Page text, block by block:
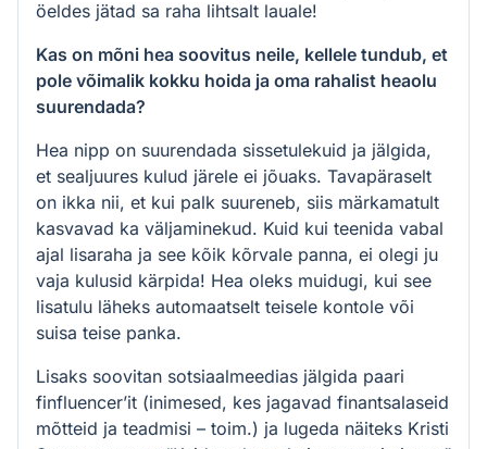
öeldes jätad sa raha lihtsalt lauale!
Kas on mõni hea soovitus neile, kellele tundub, et
pole võimalik kokku hoida ja oma rahalist heaolu
suurendada?
Hea nipp on suurendada sissetulekuid ja jälgida,
et sealjuures kulud järele ei jõuaks. Tavapäraselt
on ikka nii, et kui palk suureneb, siis märkamatult
kasvavad ka väljaminekud. Kuid kui teenida vabal
ajal lisaraha ja see kõik kõrvale panna, ei olegi ju
vaja kulusid kärpida! Hea oleks muidugi, kui see
lisatulu läheks automaatselt teisele kontole või
suisa teise panka.
Lisaks soovitan sotsiaalmeedias jälgida paari
finfluencer’it (inimesed, kes jagavad finantsalaseid
mõtteid ja teadmisi – toim.) ja lugeda näiteks Kristi